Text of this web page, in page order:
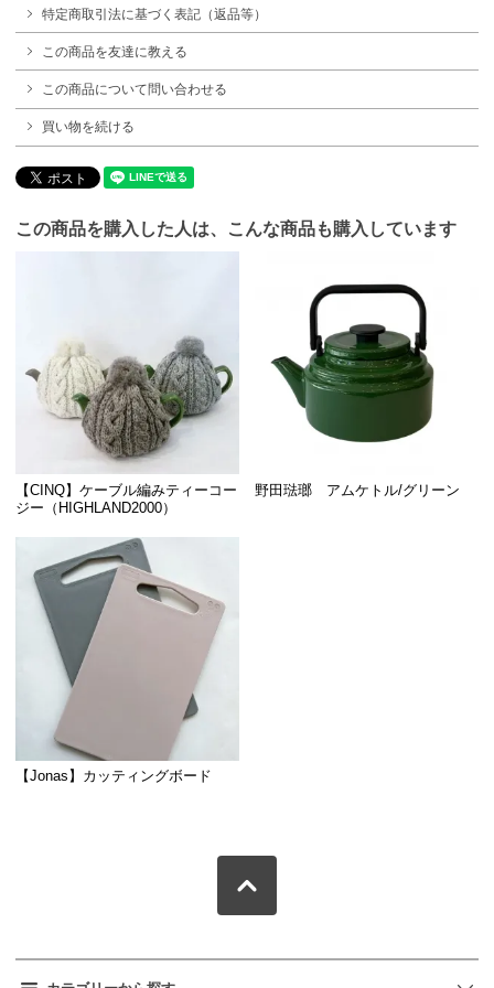
特定商取引法に基づく表記（返品等）
この商品を友達に教える
この商品について問い合わせる
買い物を続ける
この商品を購入した人は、こんな商品も購入しています
【CINQ】ケーブル編みティーコー
ジー（HIGHLAND2000）
野田琺瑯 アムケトル/グリーン
【Jonas】カッティングボード